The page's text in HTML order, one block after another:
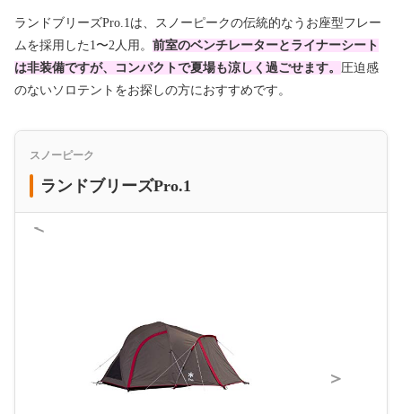
ランドブリーズPro.1は、スノーピークの伝統的なうお座型フレー
ムを採用した1〜2人用。 前室のベンチレーターとライナーシート
は非装備ですが、コンパクトで夏場も涼しく過ごせます。 圧迫感
のないソロテントをお探しの方におすすめです。
スノーピーク
ランドブリーズPro.1
＜
＞